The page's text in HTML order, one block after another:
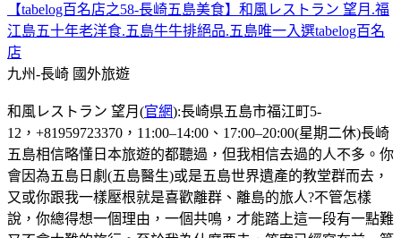
【tabelog百名店之58-長崎五島美食】和風レストラン 望月.福
江島五十年老洋食.五島牛牛排絕品.五島唯一入選tabelog百名
店
九州-長崎 國外旅遊
和風レストラン 望月(官網):長崎県五島市福江町5-
12，+81959723370，11:00–14:00、17:00–20:00(星期二休)長崎
五島相信略懂日本旅遊的都聽過，但我相信去過的人不多。你
會因為五島日劇(五島醫生)或是五島世界遺產的教堂群而去，
又或你跟我一樣壓根就是喜歡離群、離島的旅人?不管怎樣
說，你總得想一個理由，一個共鳴，才能踏上這一段有一點難